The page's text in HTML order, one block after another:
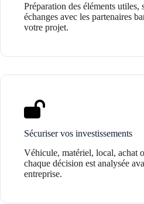
Préparation des éléments utiles,
échanges avec les partenaires
votre projet.
Sécuriser vos investissements
Véhicule, matériel, local, achat
chaque décision est analysée
entreprise.